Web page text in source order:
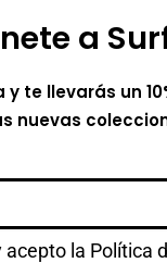
a
te llevarás un
nuevas
acepto la Política